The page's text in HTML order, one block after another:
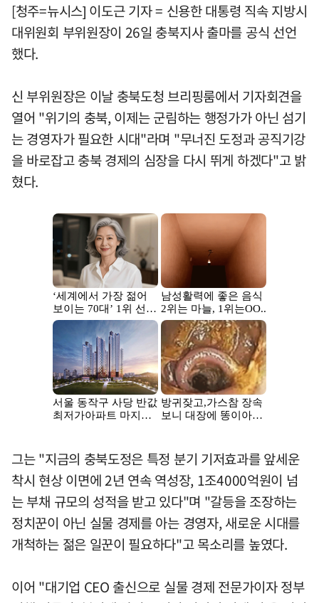
[청주=뉴시스] 이도근 기자 = 신용한 대통령 직속 지방시
대위원회 부위원장이 26일 충북지사 출마를 공식 선언
했다.
신 부위원장은 이날 충북도청 브리핑룸에서 기자회견을
열어 "위기의 충북, 이제는 군림하는 행정가가 아닌 섬기
는 경영자가 필요한 시대"라며 "무너진 도정과 공직기강
을 바로잡고 충북 경제의 심장을 다시 뛰게 하겠다"고 밝
혔다.
그는 "지금의 충북도정은 특정 분기 기저효과를 앞세운
착시 현상 이면에 2년 연속 역성장, 1조4000억원이 넘
는 부채 규모의 성적을 받고 있다"며 "갈등을 조장하는
정치꾼이 아닌 실물 경제를 아는 경영자, 새로운 시대를
개척하는 젊은 일꾼이 필요하다"고 목소리를 높였다.
이어 "대기업 CEO 출신으로 실물 경제 전문가이자 정부